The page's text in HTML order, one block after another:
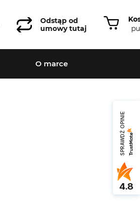
Odstąp od
umowy tutaj
O marce
SPRAWDŹ OPINIE
4.8